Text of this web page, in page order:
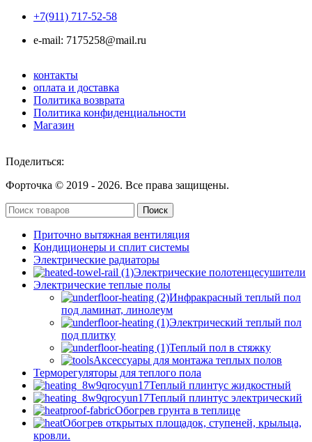
+7(911) 717-52-58
e-mail: 7175258@mail.ru
контакты
оплата и доставка
Политика возврата
Политика конфиденциальности
Магазин
Поделиться:
Форточка © 2019 - 2026. Все права защищены.
Поиск
Приточно вытяжная вентиляция
Кондиционеры и сплит системы
Электрические радиаторы
Электрические полотенцесушители
Электрические теплые полы
Инфракрасный теплый пол
под ламинат, линолеум
Электрический теплый пол
под плитку
Теплый пол в стяжку
Аксессуары для монтажа теплых полов
Терморегуляторы для теплого пола
Теплый плинтус жидкостный
Теплый плинтус электрический
Обогрев грунта в теплице
Обогрев открытых площадок, ступеней, крыльца,
кровли.